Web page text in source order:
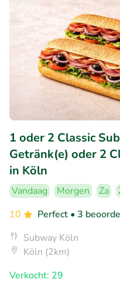
1 oder 2 Classic
Getränk(e) oder 2
in Köln
Vandaag Morgen Za
10
Perfect • 3
Subway Köln
Köln (2km)
Verkocht: 29